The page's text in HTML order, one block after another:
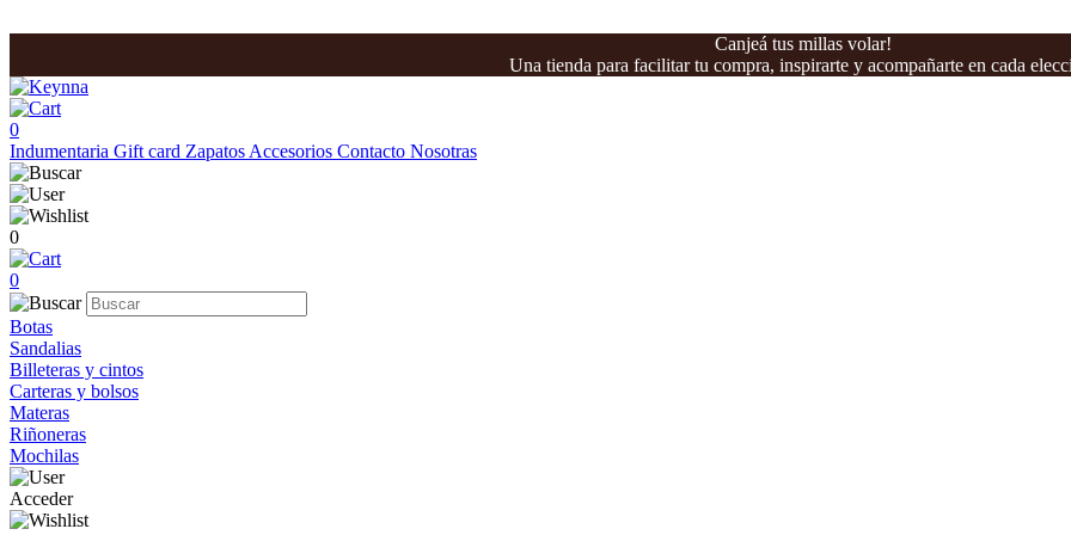
Canjeá tus millas volar!
Una tienda para facilitar tu compra, inspirarte y acompañarte en cada
0
Indumentaria Gift card Zapatos Accesorios Contacto Nosotras
0
0
Botas
Sandalias
Billeteras y cintos
Carteras y bolsos
Materas
Riñoneras
Mochilas
Acceder